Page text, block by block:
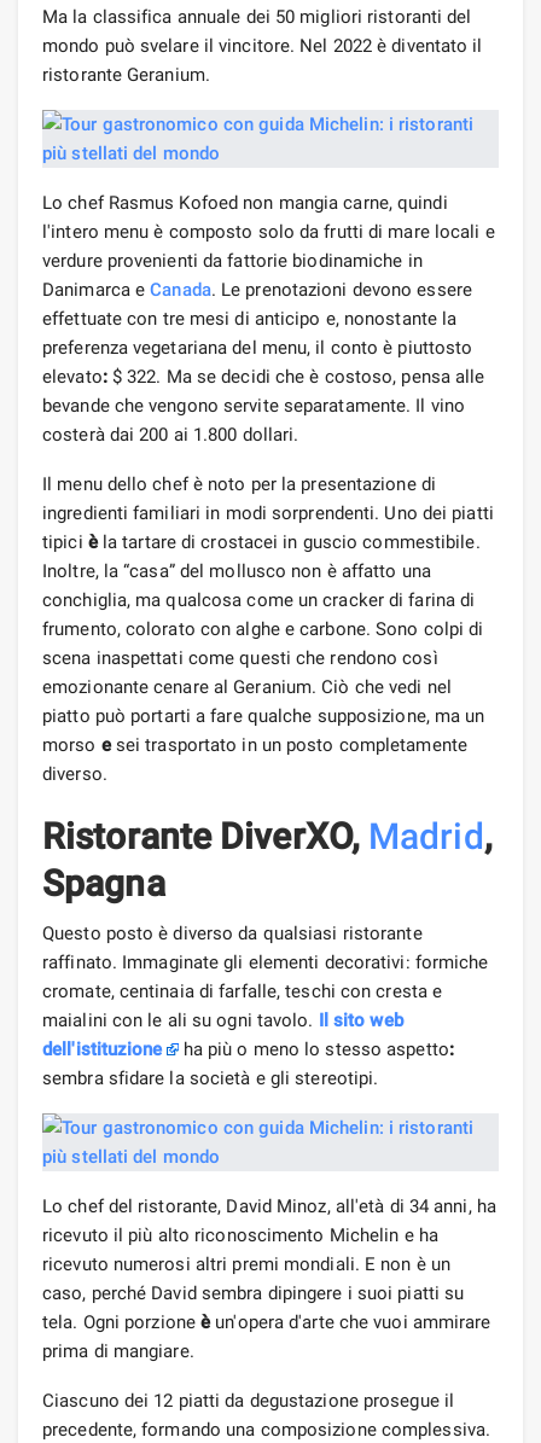
Ma la classifica annuale dei 50 migliori ristoranti del
mondo può svelare il vincitore. Nel 2022 è diventato il
ristorante Geranium.
Lo chef Rasmus Kofoed non mangia carne, quindi
l'intero menu è composto solo da frutti di mare locali e
verdure provenienti da fattorie biodinamiche in
Danimarca eCanada. Le prenotazioni devono essere
effettuate con tre mesi di anticipo e, nonostante la
preferenza vegetariana del menu, il conto è piuttosto
elevato:$ 322. Ma se decidi che è costoso, pensa alle
bevande che vengono servite separatamente. Il vino
costerà dai 200 ai 1.800 dollari.
Il menu dello chef è noto per la presentazione di
ingredienti familiari in modi sorprendenti. Uno dei piatti
tipici èla tartare di crostacei in guscio commestibile.
Inoltre, la “casa” del mollusco non è affatto una
conchiglia, ma qualcosa come un cracker di farina di
frumento, colorato con alghe e carbone. Sono colpi di
scena inaspettati come questi che rendono così
emozionante cenare al Geranium. Ciò che vedi nel
piatto può portarti a fare qualche supposizione, ma un
morso esei trasportato in un posto completamente
diverso.
Ristorante DiverXO, Madrid,
Spagna
Questo posto è diverso da qualsiasi ristorante
raffinato. Immaginate gli elementi decorativi: formiche
cromate, centinaia di farfalle, teschi con cresta e
maialini con le ali su ogni tavolo. Il sito web
dell'istituzione
ha più o meno lo stesso aspetto:
sembra sfidare la società e gli stereotipi.
Lo chef del ristorante, David Minoz, all'età di 34 anni, ha
ricevuto il più alto riconoscimento Michelin e ha
ricevuto numerosi altri premi mondiali. E non è un
caso, perché David sembra dipingere i suoi piatti su
tela. Ogni porzione èun'opera d'arte che vuoi ammirare
prima di mangiare.
Ciascuno dei 12 piatti da degustazione prosegue il
precedente, formando una composizione complessiva.